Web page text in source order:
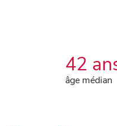
42
âge médian